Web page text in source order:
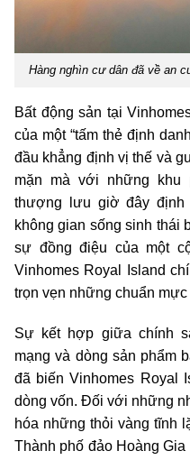
Hàng nghìn cư dân đã về an
Bất động sản tại
của một “tấm thẻ định
đầu khẳng định vị thế và
mặn mà với những khu
thượng lưu giờ đây
không gian sống sinh thái
sự đồng điệu của một
Vinhomes Royal Island
trọn vẹn những chuẩn mực
Sự kết hợp giữa chính
mạng và dòng sản phẩm
đã biến Vinhomes Royal
dòng vốn. Đối với những
hóa những thỏi vàng tĩnh
Thành phố đảo Hoàng